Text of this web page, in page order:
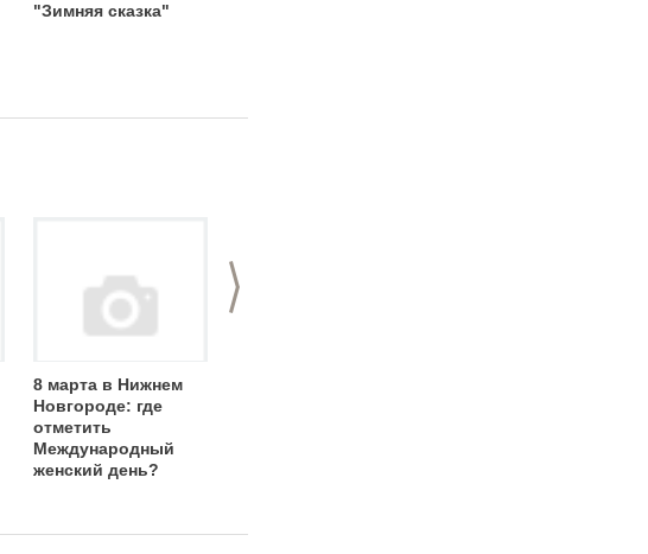
"Зимняя сказка"
>
8 марта в Нижнем
Новгороде: где
отметить
Международный
женский день?